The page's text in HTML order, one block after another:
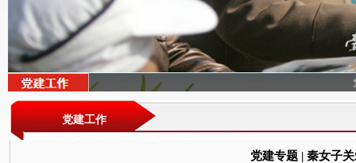
党建工作
党建专题 | 秦女子